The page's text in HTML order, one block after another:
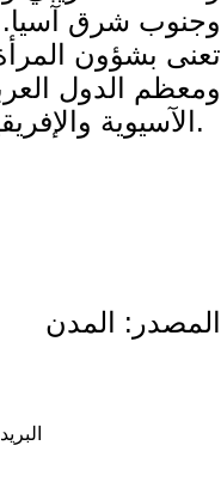
وجنوب شرق
تعنى بشؤون
ومعظم الدول
الآسيوية والإفريقية.
المصدر: المدن